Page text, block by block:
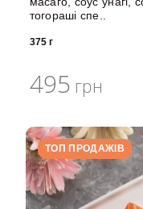
тогораші спе..
375 г
495 грн
ТОП ПРОДАЖІВ